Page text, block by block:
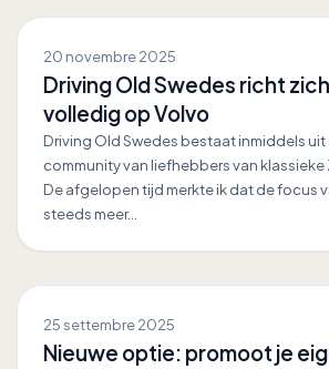
20 novembre 2025
Driving Old Swedes richt
volledig op Volvo
Driving Old Swedes bestaat inmiddels
community van liefhebbers van klassieke
De afgelopen tijd merkte ik dat de focus
steeds meer…
25 settembre 2025
Nieuwe optie: promoot je